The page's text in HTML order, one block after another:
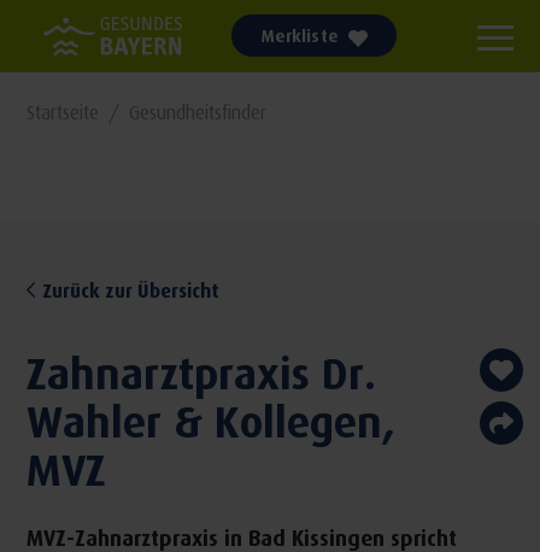
Merkliste
Startseite Gesundheitsfinder
Zurück zur Übersicht
Zahnarztpraxis Dr.
Wahler & Kollegen,
MVZ
MVZ-Zahnarztpraxis in Bad Kissingen spricht